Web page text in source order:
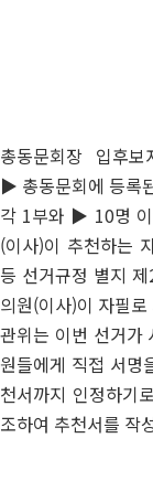
총동문회장 입후
▶ 총동문회에 등록
각 1부와 ▶ 10명
(이사)이 추천하는
등 선거규정 별지
의원(이사)이 자필
관위는 이번 선거가
원들에게 직접 서명
천서까지 인정하기
조하여 추천서를 작